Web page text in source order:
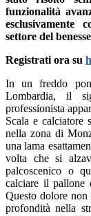
funzionalità
esclusivamente
settore del
Registrati ora su
In un freddo
Lombardia, il
professionista
Scala e calciatore
nella zona di
una lama
volta che si
palcoscenico o
calciare il pallone
Questo dolore non
profondità nella